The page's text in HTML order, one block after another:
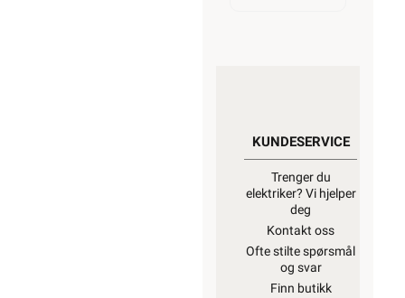
KUNDESERVICE
Trenger du
elektriker? Vi hjelper
deg
Kontakt oss
Ofte stilte spørsmål
og svar
Finn butikk